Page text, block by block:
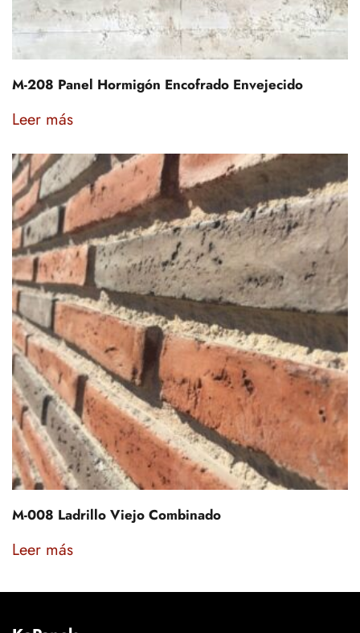
M-208 Panel Hormigón Encofrado Envejecido
Leer más
M-008 Ladrillo Viejo Combinado
Leer más